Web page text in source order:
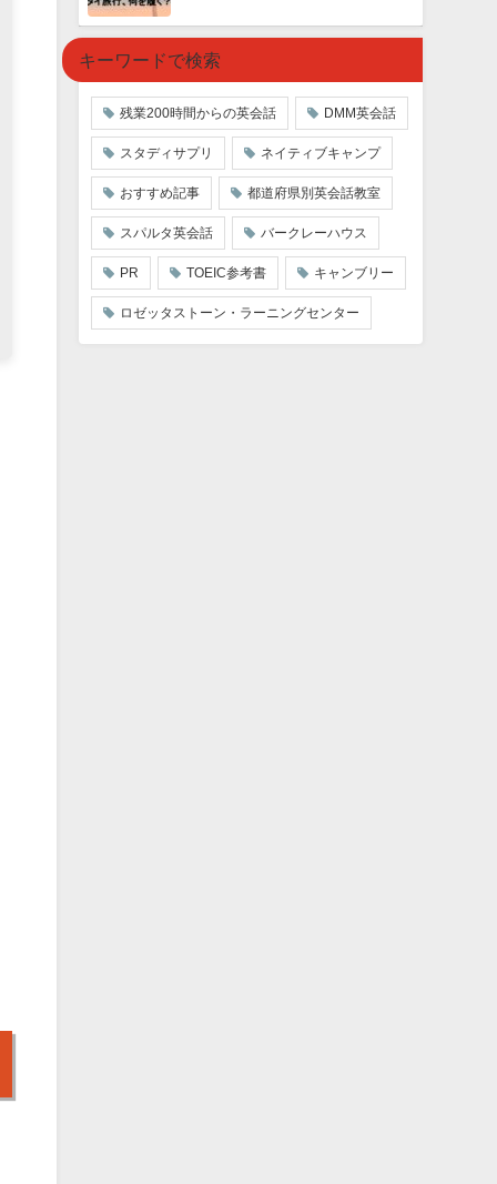
キーワードで検索
残業200時間からの英会話 DMM英会話
スタディサプリ ネイティブキャンプ
おすすめ記事 都道府県別英会話教室
スパルタ英会話 バークレーハウス
PR TOEIC参考書 キャンブリー
ロゼッタストーン・ラーニングセンター